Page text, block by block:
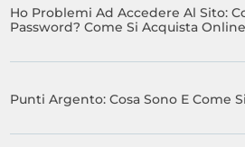
Ho Problemi Ad Accedere Al Sito:
Password? Come Si Acquista
Punti Argento: Cosa Sono E Come